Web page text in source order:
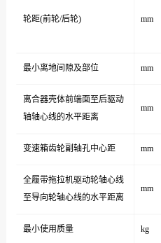
轮距(前轮/后轮) mm
最小离地间隙及部位 mm
离合器壳体前端面至后驱动
轴轴心线的水平距离
mm
变速箱齿轮副轴孔中心距 mm
全履带拖拉机驱动轮轴心线
至导向轮轴心线的水平距离
mm
最小使用质量 kg